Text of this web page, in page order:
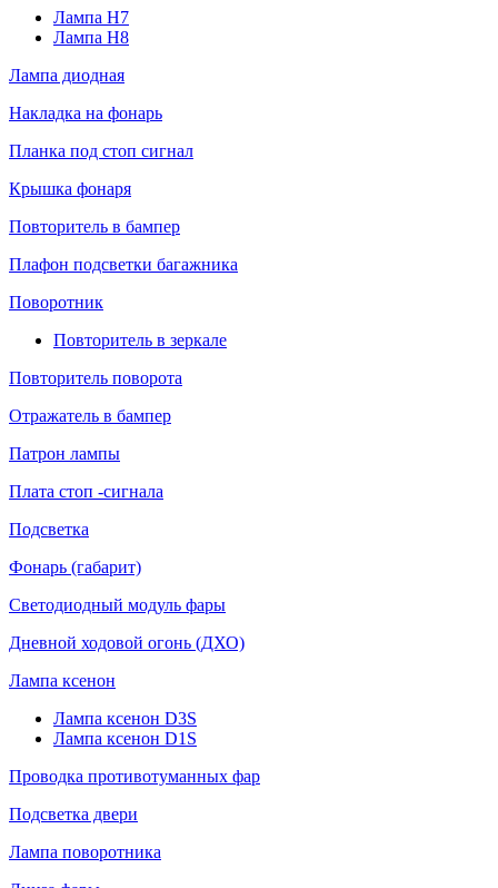
Лампа H7
Лампа H8
Лампа диодная
Накладка на фонарь
Планка под стоп сигнал
Крышка фонаря
Повторитель в бампер
Плафон подсветки багажника
Поворотник
Повторитель в зеркале
Повторитель поворота
Отражатель в бампер
Патрон лампы
Плата стоп -сигнала
Подсветка
Фонарь (габарит)
Светодиодный модуль фары
Дневной ходовой огонь (ДХО)
Лампа ксенон
Лампа ксенон D3S
Лампа ксенон D1S
Проводка противотуманных фар
Подсветка двери
Лампа поворотника